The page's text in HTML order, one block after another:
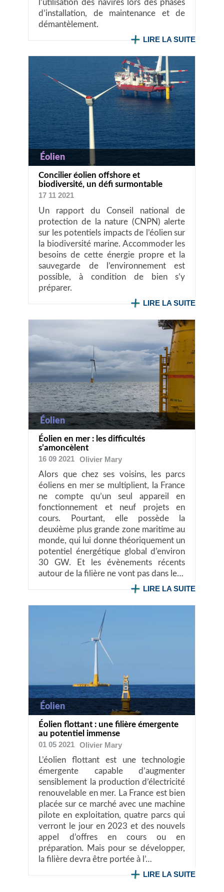
l’utilisation des navires lors des phases
d’installation, de maintenance et de
démantèlement.
LIRE LA SUITE
Éolien
Concilier éolien offshore et
biodiversité, un défi surmontable
17 11 2021
Un rapport du Conseil national de
protection de la nature (CNPN) alerte
sur les potentiels impacts de l’éolien sur
la biodiversité marine. Accommoder les
besoins de cette énergie propre et la
sauvegarde de l’environnement est
possible, à condition de bien s’y
préparer.
LIRE LA SUITE
Éolien
Éolien en mer : les difficultés
s’amoncèlent
16 09 2021
Olivier Mary
Alors que chez ses voisins, les parcs
éoliens en mer se multiplient, la France
ne compte qu’un seul appareil en
fonctionnement et neuf projets en
cours. Pourtant, elle possède la
deuxième plus grande zone maritime au
monde, qui lui donne théoriquement un
potentiel énergétique global d’environ
30 GW. Et les évènements récents
autour de la filière ne vont pas dans le…
LIRE LA SUITE
Éolien
Éolien flottant : une filière émergente
au potentiel immense
01 05 2021
Olivier Mary
L’éolien flottant est une technologie
émergente capable d’augmenter
sensiblement la production d’électricité
renouvelable en mer. La France est bien
placée sur ce marché avec une machine
pilote en exploitation, quatre parcs qui
verront le jour en 2023 et des nouvels
appel d’offres en cours ou en
préparation. Mais pour se développer,
la filière devra être portée à l’…
LIRE LA SUITE